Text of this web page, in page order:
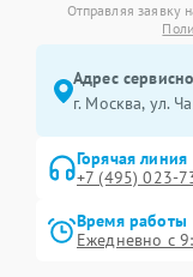
Отправляя заявку
Адрес
г. Москва, ул.
Горячая линия
+7 (495) 023-
Время работы
Ежедневно с